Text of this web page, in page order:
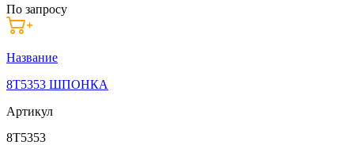
По запросу
Название
8T5353 ШПОНКА
Артикул
8T5353